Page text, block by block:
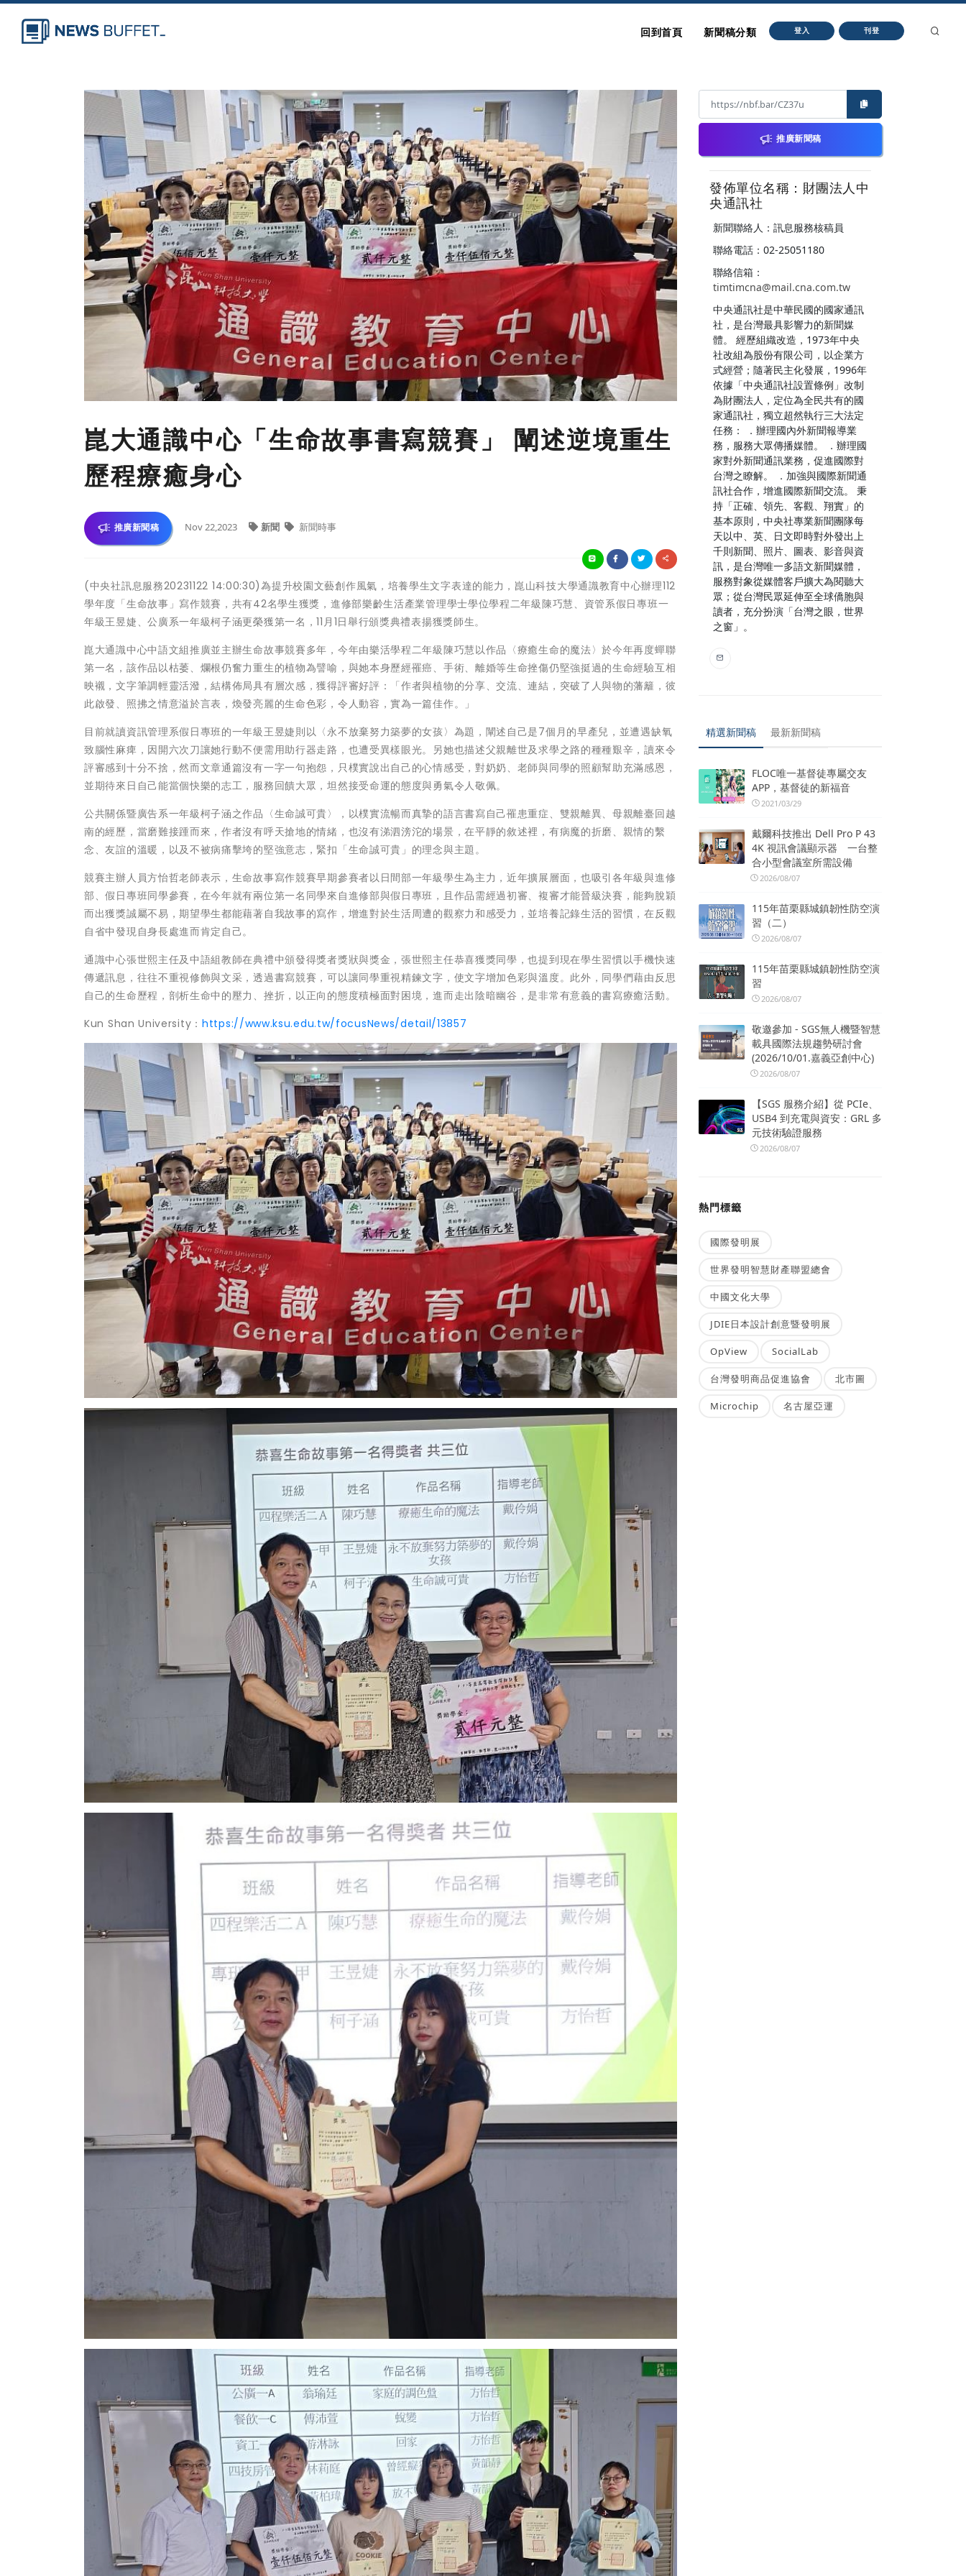
回到首頁 新聞稿分類 登入 刊登
崑大通識中心「生命故事書寫競賽」 闡述逆境重生
歷程療癒身心
推廣新聞稿 Nov 22,2023 新聞 新聞時事
(中央社訊息服務20231122 14:00:30)為提升校園文藝創作風氣，培養學生文字表達的能力，崑山科技大學通識教育中心辦理112
學年度「生命故事」寫作競賽，共有42名學生獲獎，進修部樂齡生活產業管理學士學位學程二年級陳巧慧、資管系假日專班一
年級王昱婕、公廣系一年級柯子涵更榮獲第一名，11月1日舉行頒獎典禮表揚獲獎師生。
崑大通識中心中語文組推廣並主辦生命故事競賽多年，今年由樂活學程二年級陳巧慧以作品〈療癒生命的魔法〉於今年再度蟬聯
第一名，該作品以枯萎、爛根仍奮力重生的植物為譬喻，與她本身歷經罹癌、手術、離婚等生命挫傷仍堅強挺過的生命經驗互相
映襯，文字筆調輕靈活潑，結構佈局具有層次感，獲得評審好評：「作者與植物的分享、交流、連結，突破了人與物的藩籬，彼
此啟發、照拂之情意溢於言表，煥發亮麗的生命色彩，令人動容，實為一篇佳作。」
目前就讀資訊管理系假日專班的一年級王昱婕則以〈永不放棄努力築夢的女孩〉為題，闡述自己是7個月的早產兒，並遭遇缺氧
致腦性麻痺，因開六次刀讓她行動不便需用助行器走路，也遭受異樣眼光。另她也描述父親離世及求學之路的種種艱辛，讀來令
評審感到十分不捨，然而文章通篇沒有一字一句抱怨，只樸實說出自己的心情感受，對奶奶、老師與同學的照顧幫助充滿感恩，
並期待來日自己能當個快樂的志工，服務回饋大眾，坦然接受命運的態度與勇氣令人敬佩。
公共關係暨廣告系一年級柯子涵之作品〈生命誠可貴〉，以樸實流暢而真摯的語言書寫自己罹患重症、雙親離異、母親離臺回越
南的經歷，當磨難接踵而來，作者沒有呼天搶地的情緒，也沒有涕泗滂沱的場景，在平靜的敘述裡，有病魔的折磨、親情的繫
念、友誼的溫暖，以及不被病痛擊垮的堅強意志，緊扣「生命誠可貴」的理念與主題。
競賽主辦人員方怡哲老師表示，生命故事寫作競賽早期參賽者以日間部一年級學生為主力，近年擴展層面，也吸引各年級與進修
部、假日專班同學參賽，在今年就有兩位第一名同學來自進修部與假日專班，且作品需經過初審、複審才能晉級決賽，能夠脫穎
而出獲獎誠屬不易，期望學生都能藉著自我故事的寫作，增進對於生活周遭的觀察力和感受力，並培養記錄生活的習慣，在反觀
自省中發現自身長處進而肯定自己。
通識中心張世熙主任及中語組教師在典禮中頒發得獎者獎狀與獎金，張世熙主任恭喜獲獎同學，也提到現在學生習慣以手機快速
傳遞訊息，往往不重視修飾與文采，透過書寫競賽，可以讓同學重視精鍊文字，使文字增加色彩與溫度。此外，同學們藉由反思
自己的生命歷程，剖析生命中的壓力、挫折，以正向的態度積極面對困境，進而走出陰暗幽谷，是非常有意義的書寫療癒活動。
Kun Shan University： https://www.ksu.edu.tw/focusNews/detail/13857
推廣新聞稿
發佈單位名稱：財團法人中
央通訊社
新聞聯絡人：訊息服務核稿員
聯絡電話：02-25051180
聯絡信箱：
timtimcna@mail.cna.com.tw
中央通訊社是中華民國的國家通訊
社，是台灣最具影響力的新聞媒
體。 經歷組織改造，1973年中央
社改組為股份有限公司，以企業方
式經營；隨著民主化發展，1996年
依據「中央通訊社設置條例」改制
為財團法人，定位為全民共有的國
家通訊社，獨立超然執行三大法定
任務： ．辦理國內外新聞報導業
務，服務大眾傳播媒體。 ．辦理國
家對外新聞通訊業務，促進國際對
台灣之瞭解。 ．加強與國際新聞通
訊社合作，增進國際新聞交流。 秉
持「正確、領先、客觀、翔實」的
基本原則，中央社專業新聞團隊每
天以中、英、日文即時對外發出上
千則新聞、照片、圖表、影音與資
訊，是台灣唯一多語文新聞媒體，
服務對象從媒體客戶擴大為閱聽大
眾；從台灣民眾延伸至全球僑胞與
讀者，充分扮演「台灣之眼，世界
之窗」。
精選新聞稿 最新新聞稿
FLOC唯一基督徒專屬交友
APP，基督徒的新福音
2021/03/29
戴爾科技推出 Dell Pro P 43
4K 視訊會議顯示器 一台整
合小型會議室所需設備
2026/08/07
115年苗栗縣城鎮韌性防空演
習（二）
2026/08/07
115年苗栗縣城鎮韌性防空演
習
2026/08/07
敬邀參加 - SGS無人機暨智慧
載具國際法規趨勢研討會
(2026/10/01.嘉義亞創中心)
2026/08/07
【SGS 服務介紹】從 PCIe、
USB4 到充電與資安：GRL 多
元技術驗證服務
2026/08/07
熱門標籤
國際發明展
世界發明智慧財產聯盟總會
中國文化大學
JDIE日本設計創意暨發明展
OpView SocialLab
台灣發明商品促進協會 北市圖
Microchip 名古屋亞運